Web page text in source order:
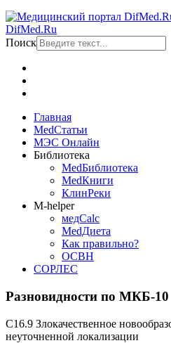
DifMed.Ru
Поиск
Главная
MedСтатьи
МЭС Онлайн
Библиотека
MedБиблиотека
MedКниги
КлинРеки
M-helper
медCalc
MedДиета
Как правильно?
ОСВН
СОРЛЕС
Разновидности по МКБ-10
C16.9 Злокачественное
неуточненной локализации